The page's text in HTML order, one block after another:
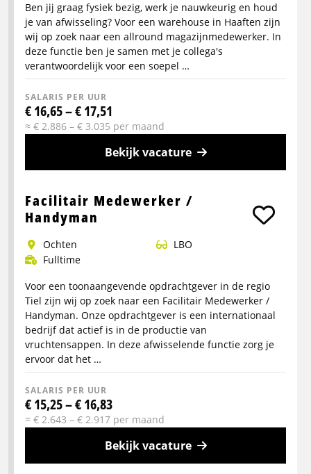
Ben jij graag fysiek bezig, werk je nauwkeurig en houd
je van afwisseling? Voor een warehouse in Haaften zijn
wij op zoek naar een allround magazijnmedewerker. In
deze functie ben je samen met je collega's
verantwoordelijk voor een soepel …
SALARIS PER UUR
€ 16,65 – € 17,51
≈ € 2.886 – € 3.035 per maand
Bekijk vacature
info
over
Magazijn
medewerker
Facilitair Medewerker /
Handyman
ochten
LBO
Fulltime
Voor een toonaangevende opdrachtgever in de regio
Tiel zijn wij op zoek naar een Facilitair Medewerker /
Handyman. Onze opdrachtgever is een internationaal
bedrijf dat actief is in de productie van
vruchtensappen. In deze afwisselende functie zorg je
ervoor dat het …
SALARIS PER UUR
€ 15,25 – € 16,83
≈ € 2.643 – € 2.917 per maand
Bekijk vacature